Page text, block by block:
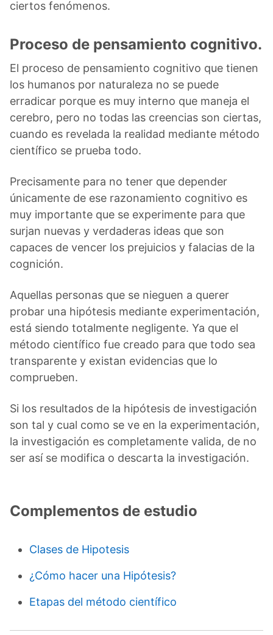
ciertos fenómenos.
Proceso de pensamiento cognitivo.
El proceso de pensamiento cognitivo que tienen
los humanos por naturaleza no se puede
erradicar porque es muy interno que maneja el
cerebro, pero no todas las creencias son ciertas,
cuando es revelada la realidad mediante método
científico se prueba todo.
Precisamente para no tener que depender
únicamente de ese razonamiento cognitivo es
muy importante que se experimente para que
surjan nuevas y verdaderas ideas que son
capaces de vencer los prejuicios y falacias de la
cognición.
Aquellas personas que se nieguen a querer
probar una hipótesis mediante experimentación,
está siendo totalmente negligente. Ya que el
método científico fue creado para que todo sea
transparente y existan evidencias que lo
comprueben.
Si los resultados de la hipótesis de investigación
son tal y cual como se ve en la experimentación,
la investigación es completamente valida, de no
ser así se modifica o descarta la investigación.
Complementos de estudio
Clases de Hipotesis
¿Cómo hacer una Hipótesis?
Etapas del método científico